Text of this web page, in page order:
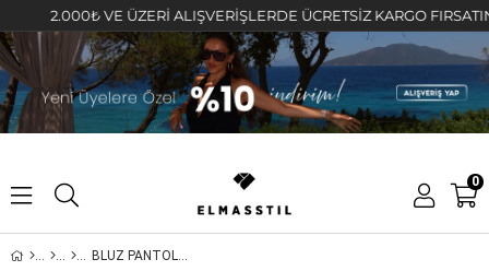
2.000₺ VE ÜZERİ ALIŞVERİŞLERDE ÜCRETSİZ KARGO FIRSATINI
0
BLUZ PANTOLON TAKIM/50864